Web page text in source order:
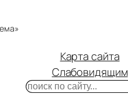
Карта сайта
Слабовидящим
Поиск